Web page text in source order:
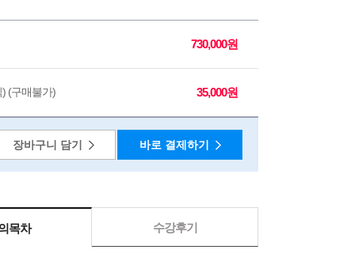
730,000원
) (구매불가) 35,000원
장바구니 담기 바로 결제하기
목차 수강후기